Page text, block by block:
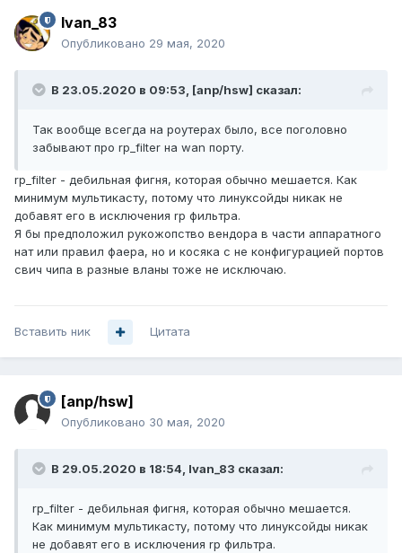
Ivan_83
Опубликовано 29 мая, 2020
В 23.05.2020 в 09:53, [anp/hsw] сказал:
Так вообще всегда на роутерах было, все поголовно
забывают про rp_filter на wan порту.
rp_filter - дебильная фигня, которая обычно мешается. Как
минимум мультикасту, потому что линуксойды никак не
добавят его в исключения rp фильтра.
Я бы предположил рукожопство вендора в части аппаратного
нат или правил фаера, но и косяка с не конфигурацией портов
свич чипа в разные вланы тоже не исключаю.
Вставить ник Цитата
[anp/hsw]
Опубликовано 30 мая, 2020
В 29.05.2020 в 18:54, Ivan_83 сказал:
rp_filter - дебильная фигня, которая обычно мешается.
Как минимум мультикасту, потому что линуксойды никак
не добавят его в исключения rp фильтра.